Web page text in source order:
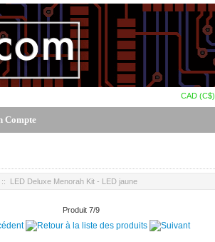
CAD (C$)
Compte
:: LED Deluxe Menorah Kit - LED jaune
Produit 7/9